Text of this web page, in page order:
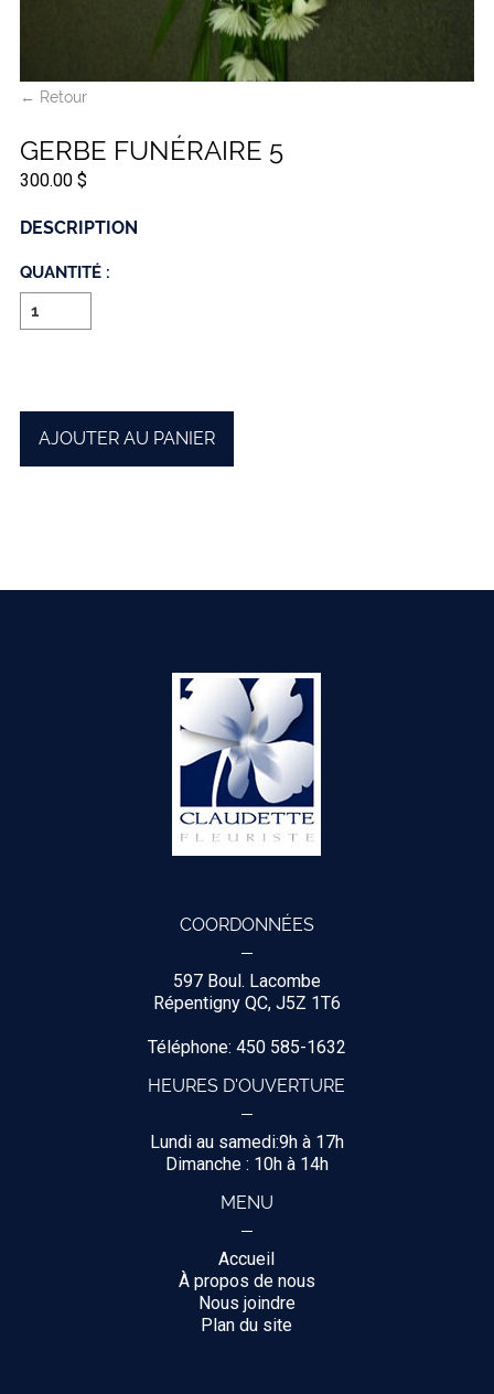
← Retour
GERBE FUNÉRAIRE 5
300.00 $
DESCRIPTION
QUANTITÉ :
AJOUTER AU PANIER
COORDONNÉES
597 Boul. Lacombe
Répentigny QC, J5Z 1T6
Téléphone: 450 585-1632
HEURES D'OUVERTURE
Lundi au samedi:9h à 17h
Dimanche : 10h à 14h
MENU
Accueil
À propos de nous
Nous joindre
Plan du site